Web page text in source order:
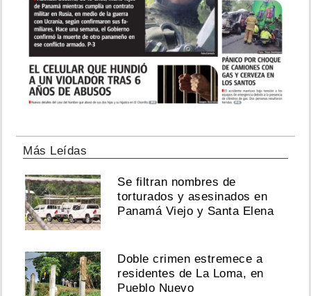
Más Leídas
Se filtran nombres de
torturados y asesinados en
Panamá Viejo y Santa Elena
Doble crimen estremece a
residentes de La Loma, en
Pueblo Nuevo